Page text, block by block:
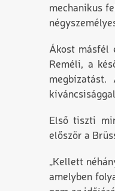
mechanikus
Ákost másfél
Reméli, a
Első tiszti
először a
„Kellett
amelyben